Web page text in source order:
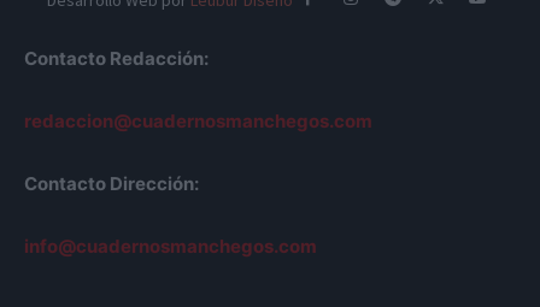
Contacto Redacción:
redaccion@cuadernosmanchegos.com
Contacto Dirección:
info@cuadernosmanchegos.com